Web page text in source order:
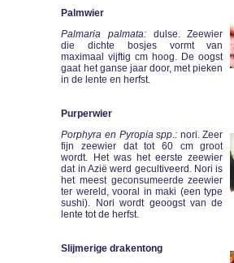
Palmwier
Palmaria palmata: dulse. Zeewier
die dichte bosjes vormt van
maximaal vijftig cm hoog. De oogst
gaat het ganse jaar door, met pieken
in de lente en herfst.
Purperwier
Porphyra en Pyropia spp.: nori. Zeer
fijn zeewier dat tot 60 cm groot
wordt. Het was het eerste zeewier
dat in Azië werd gecultiveerd. Nori is
het meest geconsumeerde zeewier
ter wereld, vooral in maki (een type
sushi). Nori wordt geoogst van de
lente tot de herfst.
Slijmerige drakentong